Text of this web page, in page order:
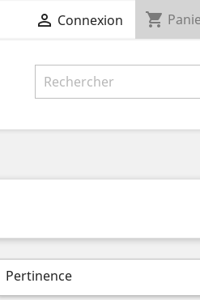
 Connexion shopping_cart
Pertinence